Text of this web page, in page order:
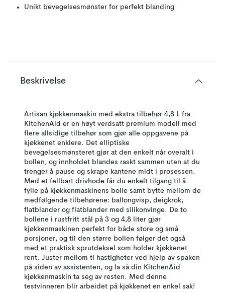
Unikt bevegelsesmønster for perfekt blanding
Beskrivelse
Artisan kjøkkenmaskin med ekstra tilbehør 4,8 L fra
KitchenAid er en høyt verdsatt premium modell med
flere allsidige tilbehør som gjør alle oppgavene på
kjøkkenet enklere. Det elliptiske
bevegelsesmønsteret gjør at den enkelt når overalt i
bollen, og innholdet blandes raskt sammen uten at du
trenger å pause og skrape kantene midt i prosessen.
Med et fellbart drivhode får du enkelt tilgang til å
fylle på kjøkkenmaskinens bolle samt bytte mellom de
medfølgende tilbehørene: ballongvisp, deigkrok,
flatblander og flatblander med silikonvinge. De to
bollene i rustfritt stål på 3 og 4,8 liter gjør
kjøkkenmaskinen perfekt for både store og små
porsjoner, og til den større bollen følger det også
med et praktisk sprutdeksel som holder kjøkkenet
rent. Juster mellom ti hastigheter ved hjelp av spaken
på siden av assistenten, og la så din KitchenAid
kjøkkenmaskin ta seg av resten. Med denne
testvinneren blir arbeidet på kjøkkenet en enkel sak!